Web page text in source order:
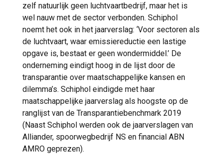
zelf natuurlijk geen luchtvaartbedrijf, maar het is
wel nauw met de sector verbonden. Schiphol
noemt het ook in het jaarverslag: ‘Voor sectoren als
de luchtvaart, waar emissiereductie een lastige
opgave is, bestaat er geen wondermiddel.’ De
onderneming eindigt hoog in de lijst door de
transparantie over maatschappelijke kansen en
dilemma’s. Schiphol eindigde met haar
maatschappelijke jaarverslag als hoogste op de
ranglijst van de Transparantiebenchmark 2019
(Naast Schiphol werden ook de jaarverslagen van
Alliander, spoorwegbedrijf NS en financial ABN
AMRO geprezen).